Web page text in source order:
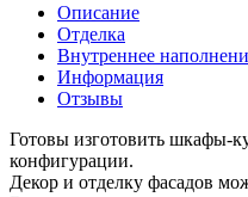
Описание
Отделка
Внутреннее
Информация
Отзывы
Готовы изготовить шкафы-
конфигурации.
Декор и отделку фасадов